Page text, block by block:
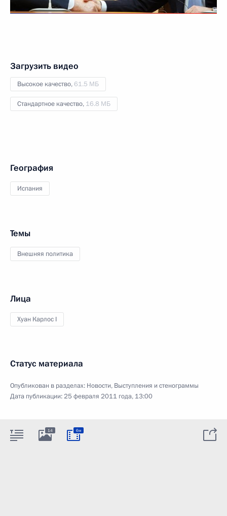
Загрузить видео
Высокое качество,61.5 МБ
Стандартное качество, 16.8 МБ
География
Испания
Темы
Внешняя политика
Лица
Хуан Карлос I
Статус материала
Опубликован в разделах: Новости, Выступления и стенограммы
Дата публикации:25 февраля 2011 года, 13:00
14 6м